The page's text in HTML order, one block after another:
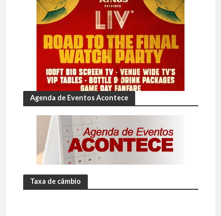
Agenda de Eventos Acontece
Taxa de câmbio